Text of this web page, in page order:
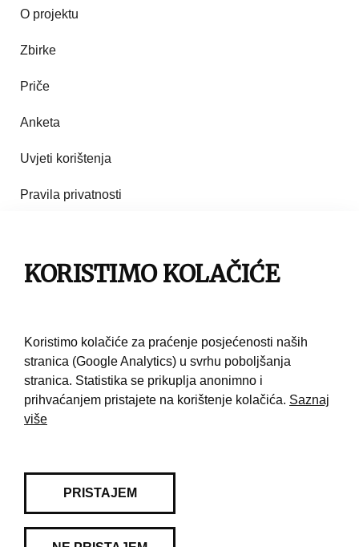
O projektu
Zbirke
Priče
Anketa
Uvjeti korištenja
Pravila privatnosti
Pravila korištenja
KORISTIMO KOLAČIĆE
Koristimo kolačiće za praćenje posjećenosti naših
stranica (Google Analytics) u svrhu poboljšanja
stranica. Statistika se prikuplja anonimno i
prihvaćanjem pristajete na korištenje kolačića. Saznaj
više
PRISTAJEM